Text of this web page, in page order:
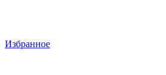
Избранное